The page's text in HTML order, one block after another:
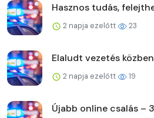
Hasznos tudás,
2 napja ezelőtt 23
Elaludt vezetés közben
2 napja ezelőtt 19
Újabb online csalás –